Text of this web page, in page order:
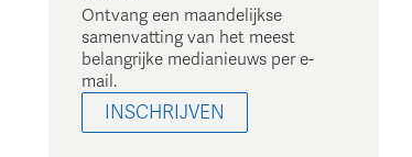
Ontvang een maandelijkse
samenvatting van het meest
belangrijke medianieuws per e-
mail.
INSCHRIJVEN